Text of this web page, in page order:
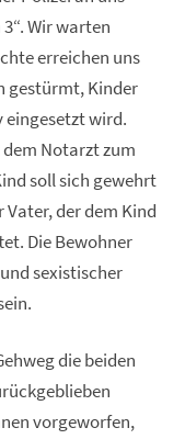
Wir warten
erreichen uns
gestürmt, Kinder
eingesetzt wird.
Notarzt zum
soll sich gewehrt
der dem Kind
Die Bewohner
sexistischer
die beiden
vorgeworfen,